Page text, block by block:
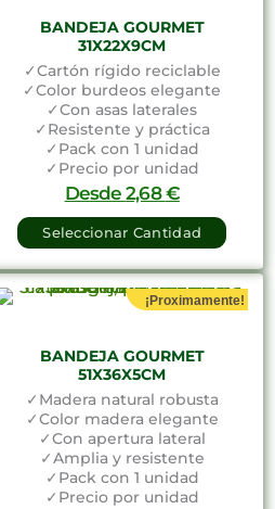
BANDEJA GOURMET
31X22X9CM
✓Cartón rígido reciclable
✓Color burdeos elegante
✓Con asas laterales
✓Resistente y práctica
✓Pack con 1 unidad
✓Precio por unidad
Desde2,68€
Seleccionar Cantidad
¡Proximamente!
DISPONIBLE BAJO ENCARGO
BANDEJA GOURMET
51X36X5CM
✓Madera natural robusta
✓Color madera elegante
✓Con apertura lateral
✓Amplia y resistente
✓Pack con 1 unidad
✓Precio por unidad